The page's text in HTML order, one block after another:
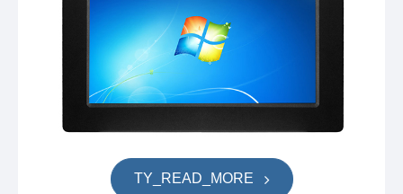
TY_READ_MORE